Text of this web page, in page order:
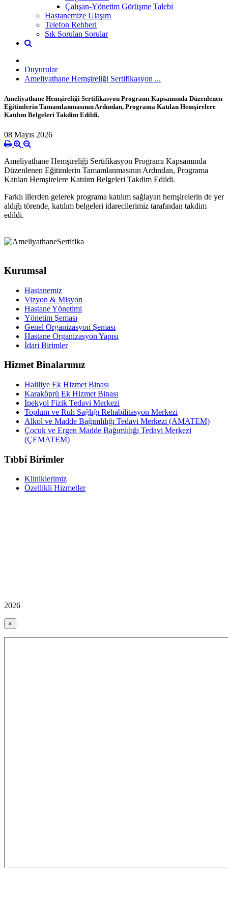
Çalışan-Yönetim Görüşme Talebi
Hastanemize Ulaşım
Telefon Rehberi
Sık Sorulan Sorular
Duyurular
Ameliyathane Hemşireliği Sertifikasyon ...
Ameliyathane Hemşireliği Sertifikasyon Programı Kapsamında Düzenlenen
Eğitimlerin Tamamlanmasının Ardından, Programa Katılan Hemşirelere
Katılım Belgeleri Takdim Edildi.
08 Mayıs 2026
Ameliyathane Hemşireliği Sertifikasyon Programı Kapsamında
Düzenlenen Eğitimlerin Tamamlanmasının Ardından, Programa
Katılan Hemşirelere Katılım Belgeleri Takdim Edildi.
Farklı illerden gelerek programa katılım sağlayan hemşirelerin de yer
aldığı törende, katılım belgeleri idarecilerimiz tarafından takdim
edildi.
Kurumsal
Hastanemiz
Vizyon & Misyon
Hastane Yönetimi
Yönetim Şeması
Genel Organizasyon Şeması
Hastane Organizasyon Yapısı
İdari Birimler
Hizmet Binalarımız
Haliliye Ek Hizmet Binası
Karaköprü Ek Hizmet Binası
İpekyol Fizik Tedavi Merkezi
Toplum ve Ruh Sağlığı Rehabilitasyon Merkezi
Alkol ve Madde Bağımlılığı Tedavi Merkezi (AMATEM)
Çocuk ve Ergen Madde Bağımlılığı Tedavi Merkezi
(ÇEMATEM)
Tıbbi Birimler
Kliniklerimiz
Özellikli Hizmetler
2026
×